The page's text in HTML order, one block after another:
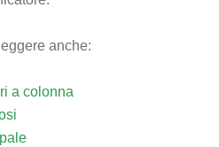
anche:
a colonna